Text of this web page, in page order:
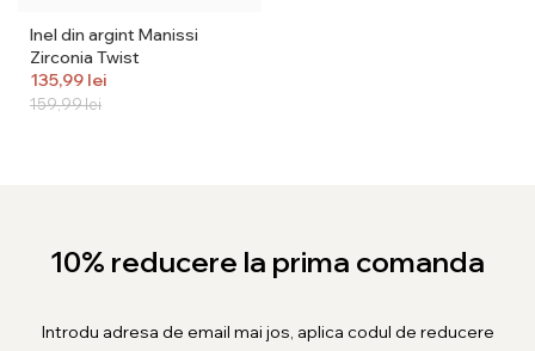
Inel din argint Manissi
Zirconia Twist
159,99lei
135,99 lei
10% reducere la prima comanda
Introdu adresa de email mai jos, aplica codul de reducere